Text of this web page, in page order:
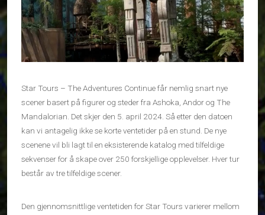
Star Tours – The Adventures Continue får nemlig snart nye
scener basert på figurer og steder fra Ashoka, Andor og The
Mandalorian. Det skjer den 5. april 2024. Så etter den datoen
kan vi antagelig ikke se korte ventetider på en stund. De nye
scenene vil bli lagt til en eksisterende katalog med tilfeldige
sekvenser for å skape over 250 forskjellige opplevelser. Hver tur
består av tre tilfeldige scener.
Den gjennomsnittlige ventetiden for Star Tours varierer mellom